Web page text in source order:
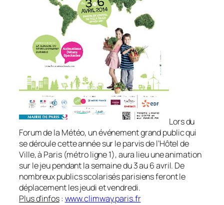
Lors du
Forum de la Météo, un événement grand public qui
se déroule cette année sur le parvis de l’Hôtel de
Ville, à Paris (métro ligne 1), aura lieu une animation
sur le jeu pendant la semaine du 3 au 6 avril. De
nombreux publics scolarisés parisiens feront le
déplacement les jeudi et vendredi.
Plus d’infos: www.climway.paris.fr